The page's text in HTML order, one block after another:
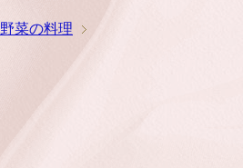
野菜の料理